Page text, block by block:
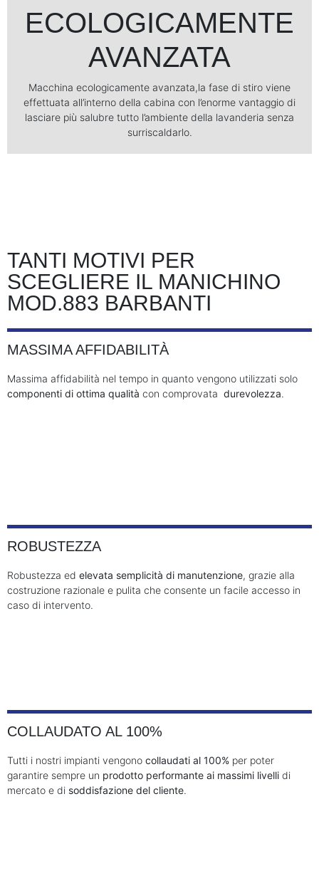
ECOLOGICAMENTE
AVANZATA
Macchina ecologicamente avanzata,la fase di stiro viene
effettuata all’interno della cabina con l’enorme vantaggio di
lasciare più salubre tutto l’ambiente della lavanderia senza
surriscaldarlo.
TANTI MOTIVI PER
SCEGLIERE IL MANICHINO
MOD.883 BARBANTI
MASSIMA AFFIDABILITÀ
Massima affidabilità nel tempo in quanto vengono utilizzati solo
componenti di ottima qualità con comprovata durevolezza.
ROBUSTEZZA
Robustezza ed elevata semplicità di manutenzione, grazie alla
costruzione razionale e pulita che consente un facile accesso in
caso di intervento.
COLLAUDATO AL 100%
Tutti i nostri impianti vengono collaudati al 100% per poter
garantire sempre un prodotto performante ai massimi livelli di
mercato e di soddisfazione del cliente.